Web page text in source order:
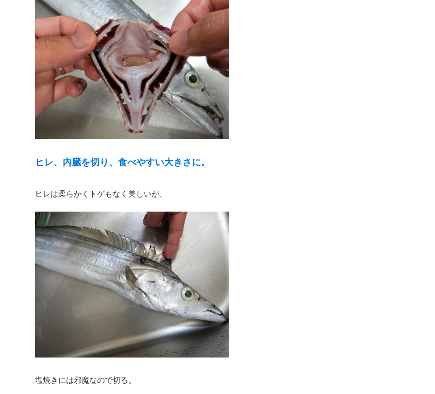
ヒレ、内臓を切り、食べやすい大きさに。
ヒレは柔らかくトゲもなく美しいが、
塩焼きには邪魔なので切る。